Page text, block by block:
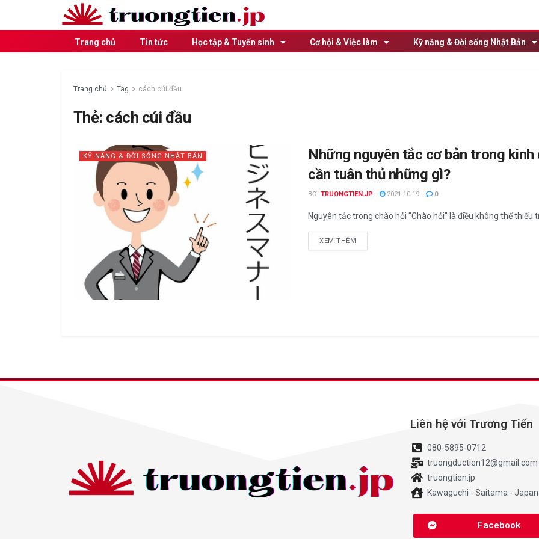
Trang chủ Tin tức Học tập & Tuyển sinh Cơ hội & Việc làm Kỹ năng & Đời sống Nhật Bản
Trang chủ Tag cách cúi đầu
Thẻ: cách cúi đầu
KỸ NĂNG & ĐỜI SỐNG NHẬT BẢN
Những nguyên tắc cơ bản trong
cần tuân thủ những gì?
BƠI TRUONGTIEN.JP 2021-10-19 0
Nguyên tắc trong chào hỏi "Chào hỏi" là điều không thể thiếu
XEM THÊM
Liên hệ với Trương Tiến
080-5895-0712
truongductien12@gmail.com
truongtien.jp
Kawaguchi - Saitama - Japan
Facebook